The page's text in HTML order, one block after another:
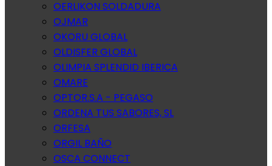
OERLIKON SOLDADURA
OJMAR
OKORU GLOBAL
OLDISFER GLOBAL
OLIMPIA SPLENDID IBERICA
OMARE
OPTOR.S.A - PEGASO
ORDENA TUS SABORES, SL
ORFESA
ORGIL BAÑO
OSCA CONNECT